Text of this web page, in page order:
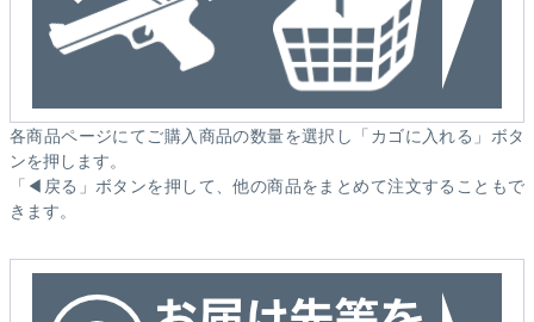
各商品ページにてご購入商品の数量を選択し「カゴに入れる」ボタ
ンを押します。
「◀戻る」ボタンを押して、他の商品をまとめて注文することもで
きます。